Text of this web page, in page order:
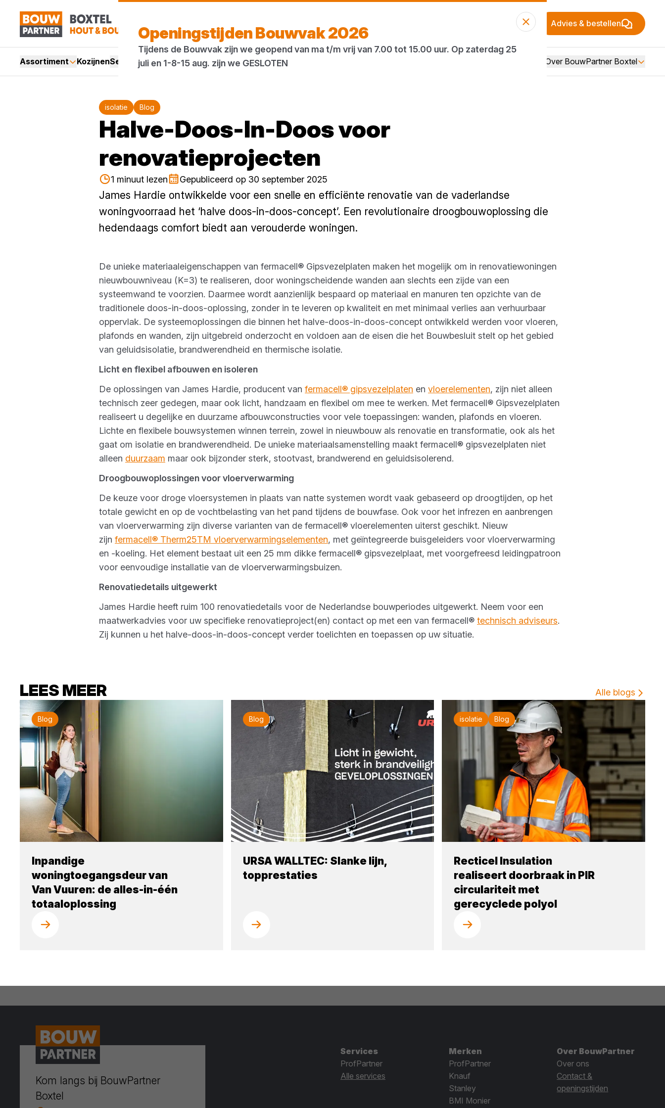
Advies & bestellen
Assortiment KozijnenServices ActiesMerken BlogsHoutweb Over BouwPartner Boxtel
isolatie Blog
Halve-Doos-In-Doos voor
renovatieprojecten
1 minuut lezen Gepubliceerd op 30 september 2025
James Hardie ontwikkelde voor een snelle en efficiënte renovatie van de vaderlandse
woningvoorraad het ‘halve doos-in-doos-concept’. Een revolutionaire droogbouwoplossing die
hedendaags comfort biedt aan verouderde woningen.
De unieke materiaaleigenschappen van fermacell® Gipsvezelplaten maken het mogelijk om in renovatiewoningen
nieuwbouwniveau (K=3) te realiseren, door woningscheidende wanden aan slechts een zijde van een
systeemwand te voorzien. Daarmee wordt aanzienlijk bespaard op materiaal en manuren ten opzichte van de
traditionele doos-in-doos-oplossing, zonder in te leveren op kwaliteit en met minimaal verlies aan verhuurbaar
oppervlak. De systeemoplossingen die binnen het halve-doos-in-doos-concept ontwikkeld werden voor vloeren,
plafonds en wanden, zijn uitgebreid onderzocht en voldoen aan de eisen die het Bouwbesluit stelt op het gebied
van geluidsisolatie, brandwerendheid en thermische isolatie.
Licht en flexibel afbouwen en isoleren
De oplossingen van James Hardie, producent van fermacell® gipsvezelplaten en vloerelementen, zijn niet alleen
technisch zeer gedegen, maar ook licht, handzaam en flexibel om mee te werken. Met fermacell® Gipsvezelplaten
realiseert u degelijke en duurzame afbouwconstructies voor vele toepassingen: wanden, plafonds en vloeren.
Lichte en flexibele bouwsystemen winnen terrein, zowel in nieuwbouw als renovatie en transformatie, ook als het
gaat om isolatie en brandwerendheid. De unieke materiaalsamenstelling maakt fermacell® gipsvezelplaten niet
alleen duurzaam maar ook bijzonder sterk, stootvast, brandwerend en geluidsisolerend.
Droogbouwoplossingen voor vloerverwarming
De keuze voor droge vloersystemen in plaats van natte systemen wordt vaak gebaseerd op droogtijden, op het
totale gewicht en op de vochtbelasting van het pand tijdens de bouwfase. Ook voor het infrezen en aanbrengen
van vloerverwarming zijn diverse varianten van de fermacell® vloerelementen uiterst geschikt. Nieuw
zijn fermacell® Therm25TM vloerverwarmingselementen, met geïntegreerde buisgeleiders voor vloerverwarming
en -koeling. Het element bestaat uit een 25 mm dikke fermacell® gipsvezelplaat, met voorgefreesd leidingpatroon
voor eenvoudige installatie van de vloerverwarmingsbuizen.
Renovatiedetails uitgewerkt
James Hardie heeft ruim 100 renovatiedetails voor de Nederlandse bouwperiodes uitgewerkt. Neem voor een
maatwerkadvies voor uw specifieke renovatieproject(en) contact op met een van fermacell® technisch adviseurs.
Zij kunnen u het halve-doos-in-doos-concept verder toelichten en toepassen op uw situatie.
LEES MEER Alle blogs
Blog
Inpandige
woningtoegangsdeur van
Van Vuuren: de alles-in-één
totaaloplossing
Blog
URSA WALLTEC: Slanke lijn,
topprestaties
isolatie Blog
Recticel Insulation
realiseert doorbraak in PIR
circulariteit met
gerecyclede polyol
Openingstijden Bouwvak 2026
Tijdens de Bouwvak zijn we geopend van ma t/m vrij van 7.00 tot 15.00 uur. Op zaterdag 25
juli en 1-8-15 aug. zijn we GESLOTEN
Kom langs bij BouwPartner
Boxtel
Services
ProfPartner
Alle services
Merken
ProfPartner
Knauf
Stanley
BMI Monier
Over BouwPartner
Over ons
Contact &
openingstijden